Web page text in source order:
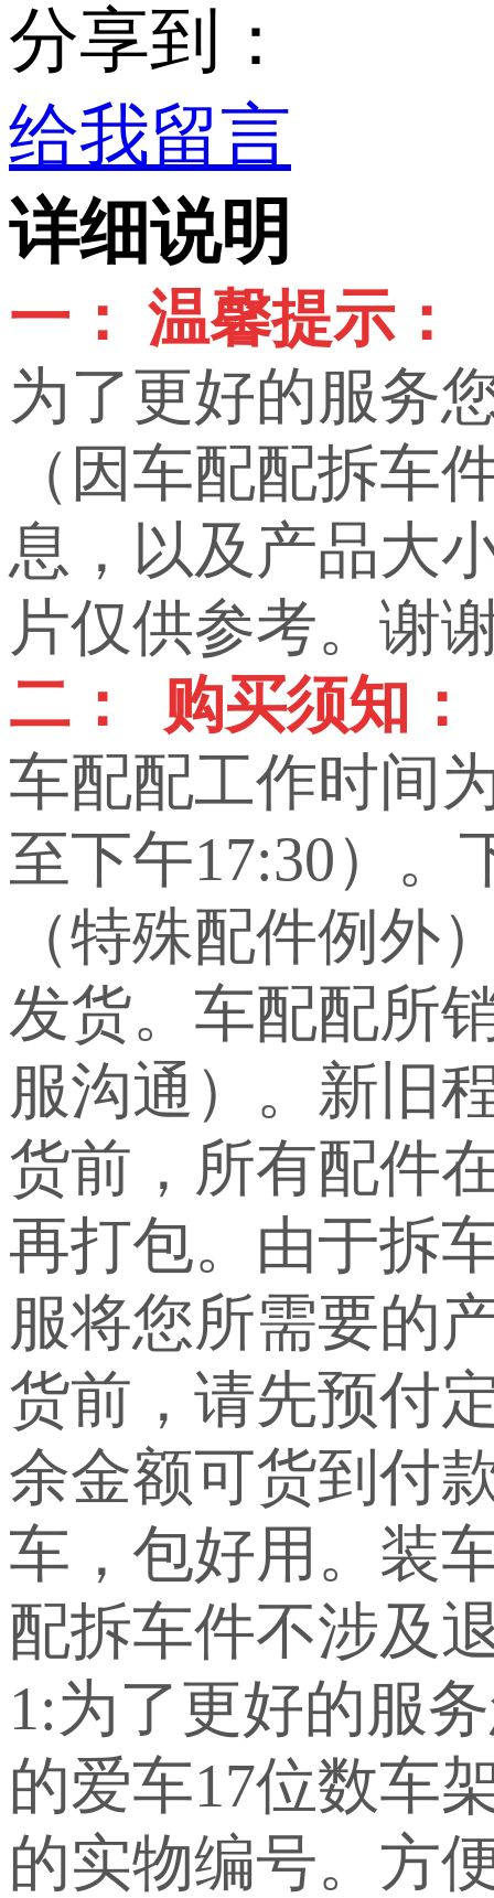
分享到：
给我留言
详细说明
一： 温馨提示：
为了更好的服务
（因车配配拆车
息，以及产品大
片仅供参考。谢
二： 购买须知：
车配配工作时间
至下午17:30）。
（特殊配件例外
发货。车配配所
服沟通）。新旧
货前，所有配件
再打包。由于拆
服将您所需要的
货前，请先预付
余金额可货到付
车，包好用。装
配拆车件不涉及
1:为了更好的服
的爱车17位数车
的实物编号。方